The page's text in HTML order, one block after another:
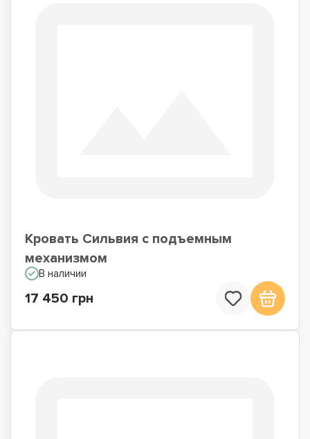
Кровать Сильвия с подъемным
механизмом
В наличии
17 450 грн